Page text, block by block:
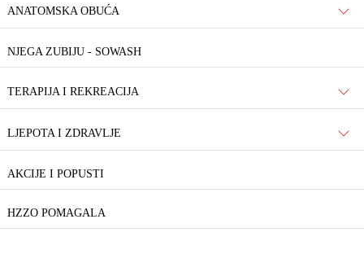
ANATOMSKA OBUĆA
NJEGA ZUBIJU - SOWASH
TERAPIJA I REKREACIJA
LJEPOTA I ZDRAVLJE
AKCIJE I POPUSTI
HZZO POMAGALA